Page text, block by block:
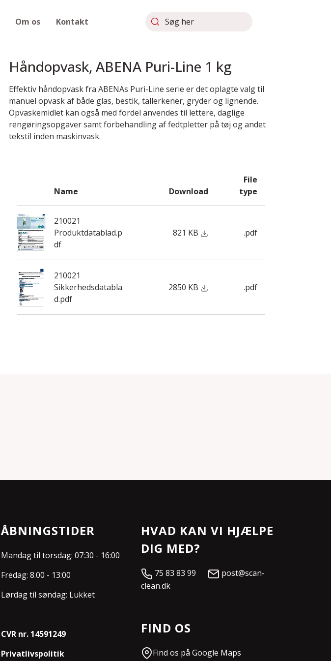
Om os Kontakt Søg her
Håndopvask, ABENA Puri-Line 1 kg
Effektiv håndopvask fra ABENAs Puri-Line serie er det oplagte valg til
manuel opvask af både glas, bestik, tallerkener, gryder og lignende.
Opvaskemidlet kan også med fordel anvendes til lettere, daglige
rengøringsopgaver samt forbehandling af fedtpletter på tøj og andet
tekstil inden maskinvask.
Name Download
File
type
210021
Produktdatablad.p
df
821 KB .pdf
210021
Sikkerhedsdatabla
d.pdf
2850 KB .pdf
ÅBNINGSTIDER
Mandag til torsdag: 07:30 - 16:00
Fredag: 8.00 - 13:00
Lørdag til søndag: Lukket
CVR nr. 14591249
Privatlivspolitik
HVAD KAN VI HJÆLPE
DIG MED?
75 83 83 99
post@scan-
clean.dk
FIND OS
Find os på Google Maps